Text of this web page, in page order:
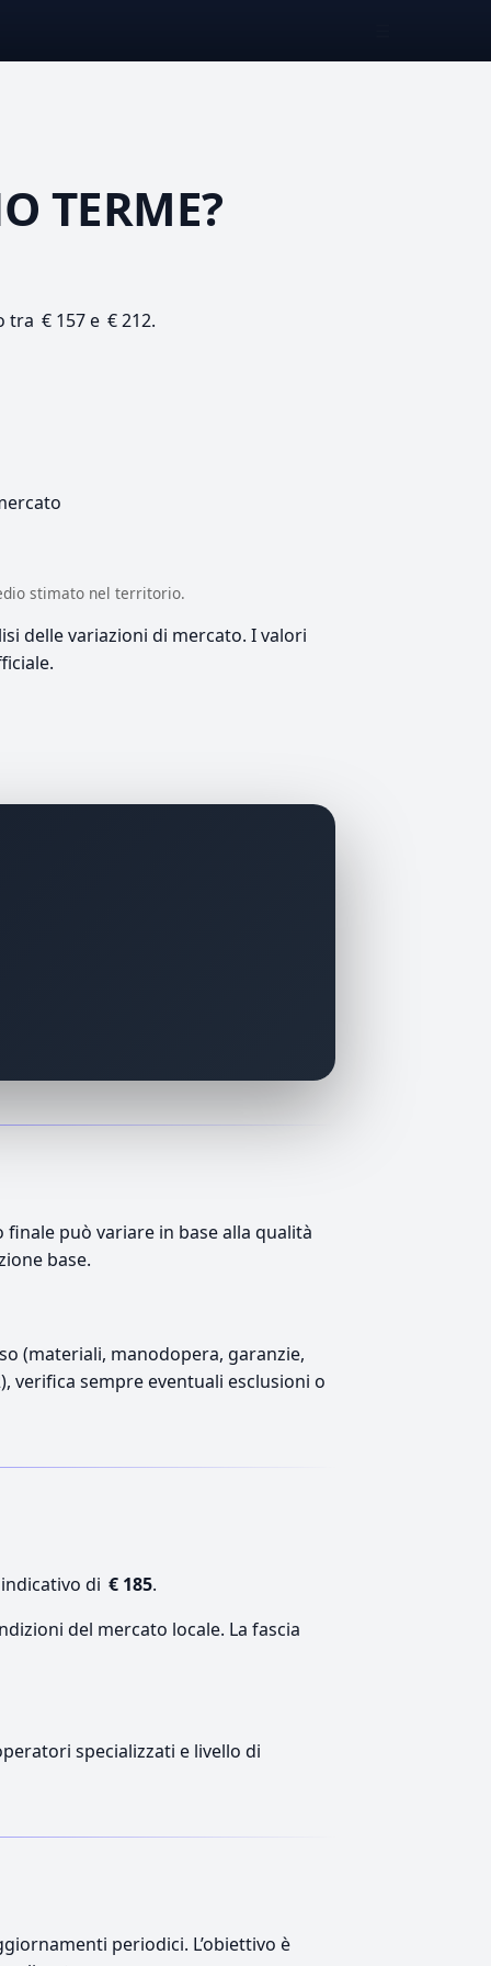
TERME?
€ 157 e € 212.
stimato nel territorio.
delle variazioni di mercato. I valori
può variare in base alla qualità
base.
(materiali, manodopera, garanzie,
verifica sempre eventuali esclusioni o
di € 185.
del mercato locale. La fascia
specializzati e livello di
periodici. L’obiettivo è